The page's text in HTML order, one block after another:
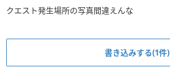
クエスト発生場所の写真間違えんな
書き込みする(1件)